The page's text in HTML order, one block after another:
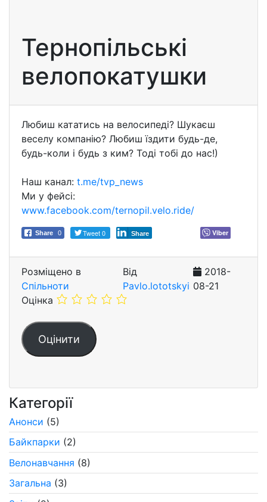
Тернопільські
велопокатушки
Любиш кататись на велосипеді? Шукаєш
веселу компанію? Любиш їздити будь-де,
будь-коли і будь з ким? Тоді тобі до нас!)
Наш канал: t.me/tvp_news
Ми у фейсі:
www.facebook.com/ternopil.velo.ride/
Share 0 Tweet 0 Share Viber
Розміщено в
Спільноти
Від
Pavlo.lototskyi
2018-
08-21
Оцінка
Категорії
Анонси (5)
Байкпарки (2)
Велонавчання (8)
Загальна (3)